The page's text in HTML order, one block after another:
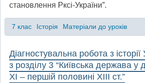
становлення Рксі-України”.
7 клас Історія Матеріали до уроків
Діагностувальна робота з
з розділу 3 “Київська держава у
ХІ – першій половині ХІІІ ст.”